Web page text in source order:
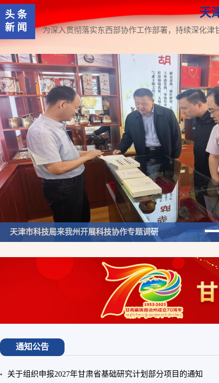
头条
新闻
天
州科技局赴夏河祁连山安多水泥有限公司开展专题调研
通知公告
关于组织申报2027年甘肃省基础研究计划部分项目的通知